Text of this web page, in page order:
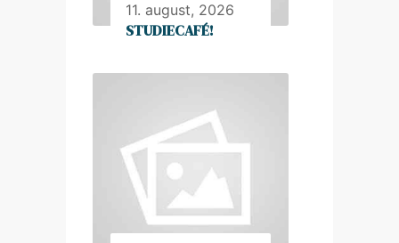
11. august, 2026
STUDIECAFÉ!